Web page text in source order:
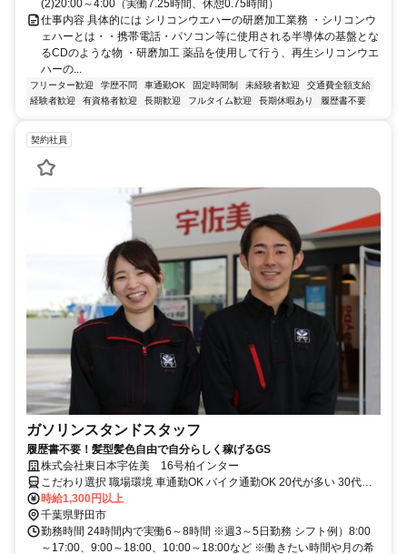
(2)20:00～4:00（実働7.25時間、休憩0.75時間）
仕事内容 具体的には シリコンウエハーの研磨加工業務 ・シリコンウ
ェハーとは・・携帯電話・パソコン等に使用される半導体の基盤とな
るCDのような物 ・研磨加工 薬品を使用して行う、再生シリコンウエ
ハーの...
フリーター歓迎 学歴不問 車通勤OK 固定時間制 未経験者歓迎
交通費全額支給
経験者歓迎
有資格者歓迎 長期歓迎 フルタイム歓迎 長期休暇あり 履歴書不要
契約社員
ガソリンスタンドスタッフ
履歴書不要！髪型髪色自由で自分らしく稼げるGS
株式会社東日本宇佐美 16号柏インター
こだわり選択 職場環境 車通勤OK バイク通勤OK 20代が多い 30代が
多い 40代が多い
時給1,300円以上
千葉県野田市
勤務時間 24時間内で実働6～8時間 ※週3～5日勤務 シフト例）8:00
～17:00、9:00～18:00、10:00～18:00など ※働きたい時間や月の希